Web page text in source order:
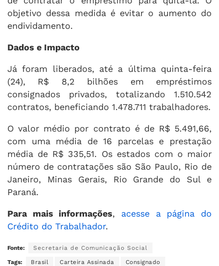
objetivo dessa medida é evitar o aumento do
endividamento.
Dados e Impacto
Já foram liberados, até a última quinta-feira
(24), R$ 8,2 bilhões em empréstimos
consignados privados, totalizando 1.510.542
contratos, beneficiando 1.478.711 trabalhadores.
O valor médio por contrato é de R$ 5.491,66,
com uma média de 16 parcelas e prestação
média de R$ 335,51. Os estados com o maior
número de contratações são São Paulo, Rio de
Janeiro, Minas Gerais, Rio Grande do Sul e
Paraná.
Para mais informações, acesse a página do
Crédito do Trabalhador.
Fonte: Secretaria de Comunicação Social
Tags: Brasil Carteira Assinada Consignado